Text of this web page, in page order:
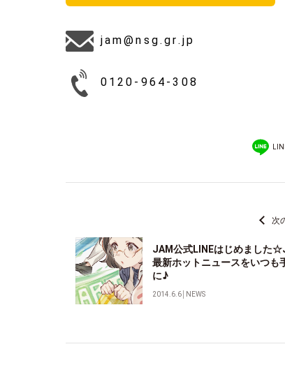
jam@nsg.gr.jp
0120-964-308
次
JAM公式LINEはじめました
最新ホットニュースをいつも
に♪
2014.6.6│ NEWS